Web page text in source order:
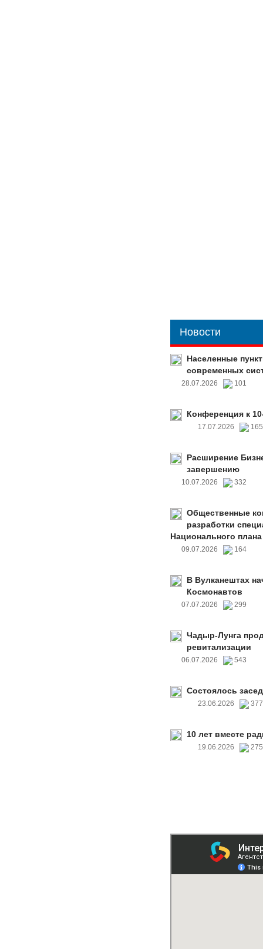
Новости
Населенные
современных
28.07.2026 101
Конференция к
17.07.2026
Расширение
завершению
10.07.2026 332
Общественные
разработки
Национального
09.07.2026 164
В Вулканештах
Космонавтов
07.07.2026 299
Чадыр-Лунга
ревитализации
06.07.2026 543
Состоялось
23.06.2026
10 лет вместе
19.06.2026